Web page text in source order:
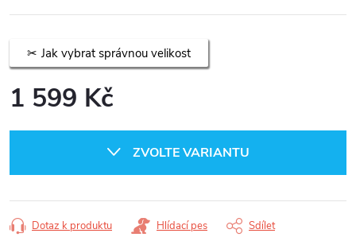
Jak vybrat správnou velikost
1 599 Kč
ZVOLTE VARIANTU
Dotaz k produktu Hlídací pes Sdílet